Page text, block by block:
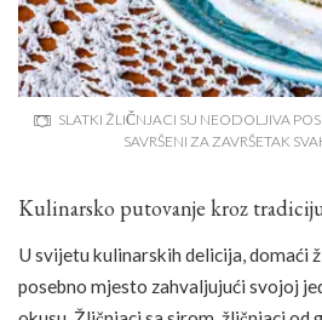
SLATKI ŽLIČNJACI SU NEODOLJIVA
SAVRŠENI ZA ZAVRŠETAK
Kulinarsko putovanje kroz
U svijetu kulinarskih delicija, domaći
posebno mjesto zahvaljujući svojoj